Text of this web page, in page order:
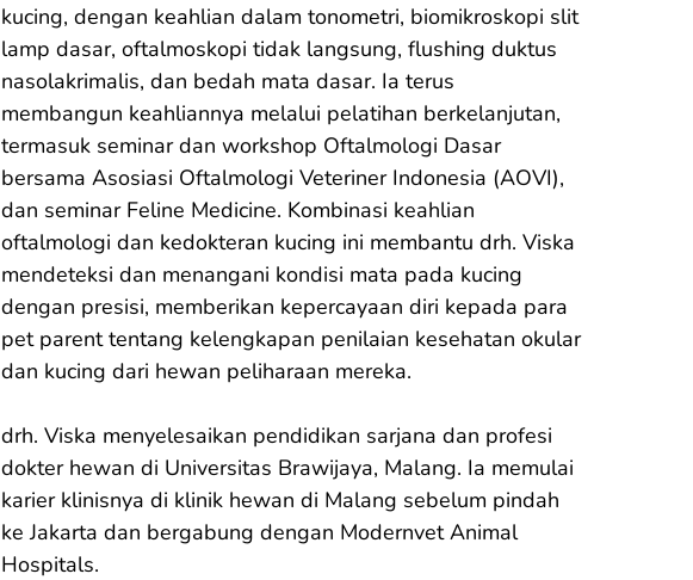
kucing, dengan keahlian dalam tonometri, biomikroskopi slit
lamp dasar, oftalmoskopi tidak langsung, flushing duktus
nasolakrimalis, dan bedah mata dasar. Ia terus
membangun keahliannya melalui pelatihan berkelanjutan,
termasuk seminar dan workshop Oftalmologi Dasar
bersama Asosiasi Oftalmologi Veteriner Indonesia (AOVI),
dan seminar Feline Medicine. Kombinasi keahlian
oftalmologi dan kedokteran kucing ini membantu drh. Viska
mendeteksi dan menangani kondisi mata pada kucing
dengan presisi, memberikan kepercayaan diri kepada para
pet parent tentang kelengkapan penilaian kesehatan okular
dan kucing dari hewan peliharaan mereka.
drh. Viska menyelesaikan pendidikan sarjana dan profesi
dokter hewan di Universitas Brawijaya, Malang. Ia memulai
karier klinisnya di klinik hewan di Malang sebelum pindah
ke Jakarta dan bergabung dengan Modernvet Animal
Hospitals.